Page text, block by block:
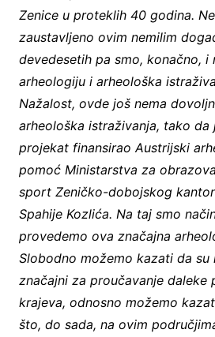
Zenice u proteklih 40 godina.
zaustavljeno ovim nemilim
devedesetih pa smo, konačno,
arheologiju i arheološka
Nažalost, ovde još nema
arheološka istraživanja, tako da
projekat finansirao Austrijski
pomoć Ministarstva za
sport Zeničko-dobojskog
Spahije Kozlića. Na taj smo
provedemo ova značajna
Slobodno možemo kazati da su
značajni za proučavanje daleke
krajeva, odnosno možemo
što, do sada, na ovim